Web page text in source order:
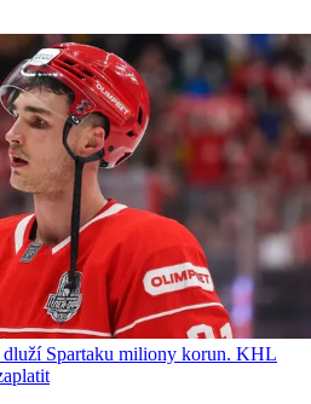
dluží Spartaku miliony korun. KHL